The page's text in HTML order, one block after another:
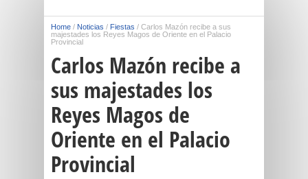
Home / Noticias / Fiestas / Carlos Mazón recibe a sus
majestades los Reyes Magos de Oriente en el Palacio
Provincial
Carlos Mazón recibe a
sus majestades los
Reyes Magos de
Oriente en el Palacio
Provincial